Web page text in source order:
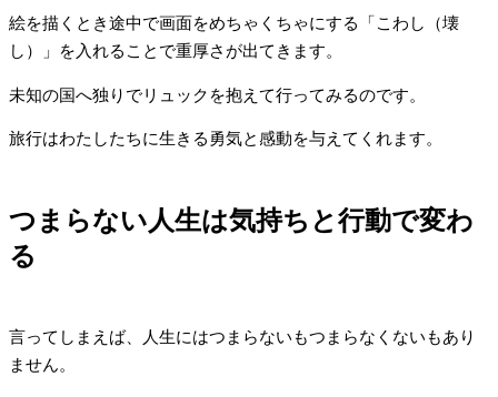
絵を描くとき途中で画面をめちゃくちゃにする「こわし（壊
し）」を入れることで重厚さが出てきます。
未知の国へ独りでリュックを抱えて行ってみるのです。
旅行はわたしたちに生きる勇気と感動を与えてくれます。
つまらない人生は気持ちと行動で変わ
る
言ってしまえば、人生にはつまらないもつまらなくないもあり
ません。